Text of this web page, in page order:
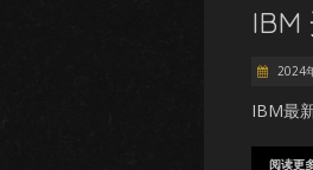
IBM
2024
IBM最
阅读更